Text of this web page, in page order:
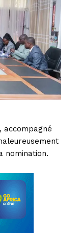
accompagné
nomination.